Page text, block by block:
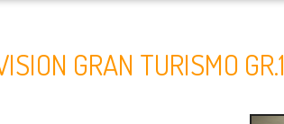
GRAN TURISMO GR.1